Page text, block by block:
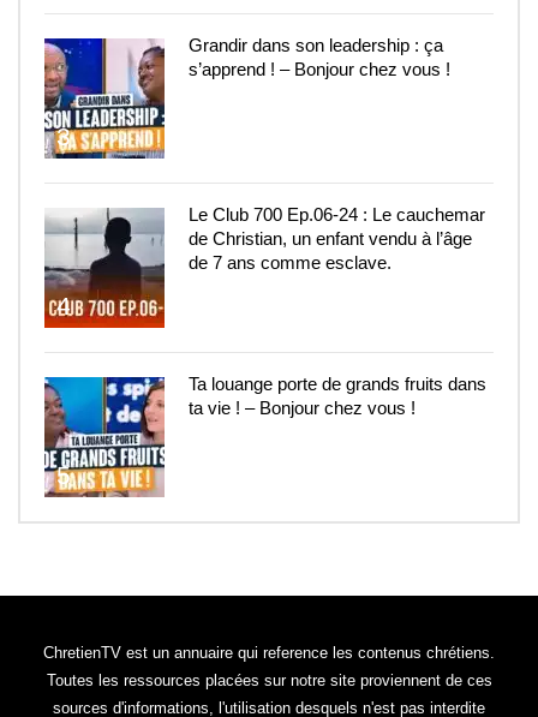
3
Grandir dans son leadership : ça
s’apprend ! – Bonjour chez vous !
4
Le Club 700 Ep.06-24 : Le cauchemar
de Christian, un enfant vendu à l’âge
de 7 ans comme esclave.
5
Ta louange porte de grands fruits dans
ta vie ! – Bonjour chez vous !
ChretienTV est un annuaire qui reference les contenus chrétiens.
Toutes les ressources placées sur notre site proviennent de ces
sources d'informations, l'utilisation desquels n'est pas interdite